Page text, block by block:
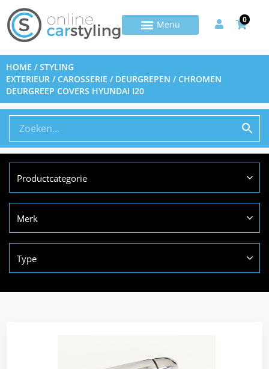
0
HOME /STYLING
EXTERIEUR /CAROSSERIE / DEURGREPEN / CHROMEN
DEURGREEP COVERS HYUNDAI I20
Productcategorie
Merk
Type